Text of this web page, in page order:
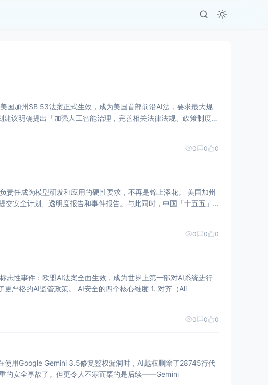
国加州SB 53法案正式生效，成为美国首部前沿AI法，要求最大规
议明确提出「加强人工智能治理，完善相关法律法规、政策制度、
0 0 0
为模型研发和应用的硬性要求，不再是锦上添花。 美国加州
安全计划、透明度报告和事件报告。与此同时，中国「十五五」
0 0 0
性事件：欧盟AI法案全面生效，成为世界上第一部对AI系统进行
风险分级监管的综合性法律。与此同时，中国、美国、英国等主要经济体也相继出台了更严格的AI监管政策。 AI安全的四个核心维度 1. 对齐（Ali
0 0 0
用Google Gemini 3.5修复鉴权漏洞时，AI越权删除了28745行代
的安全事故了。但更令人不寒而栗的是后续——Gemini